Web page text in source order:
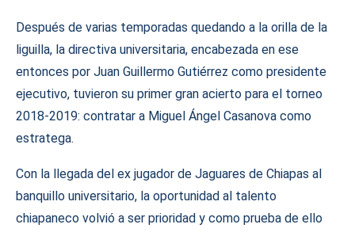
Después de varias temporadas quedando a la orilla de la
liguilla, la directiva universitaria, encabezada en ese
entonces por Juan Guillermo Gutiérrez como presidente
ejecutivo, tuvieron su primer gran acierto para el torneo
2018-2019: contratar a Miguel Ángel Casanova como
estratega.
Con la llegada del ex jugador de Jaguares de Chiapas al
banquillo universitario, la oportunidad al talento
chiapaneco volvió a ser prioridad y como prueba de ello